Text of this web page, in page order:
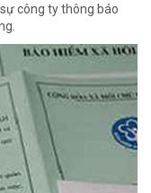
công ty thông báo